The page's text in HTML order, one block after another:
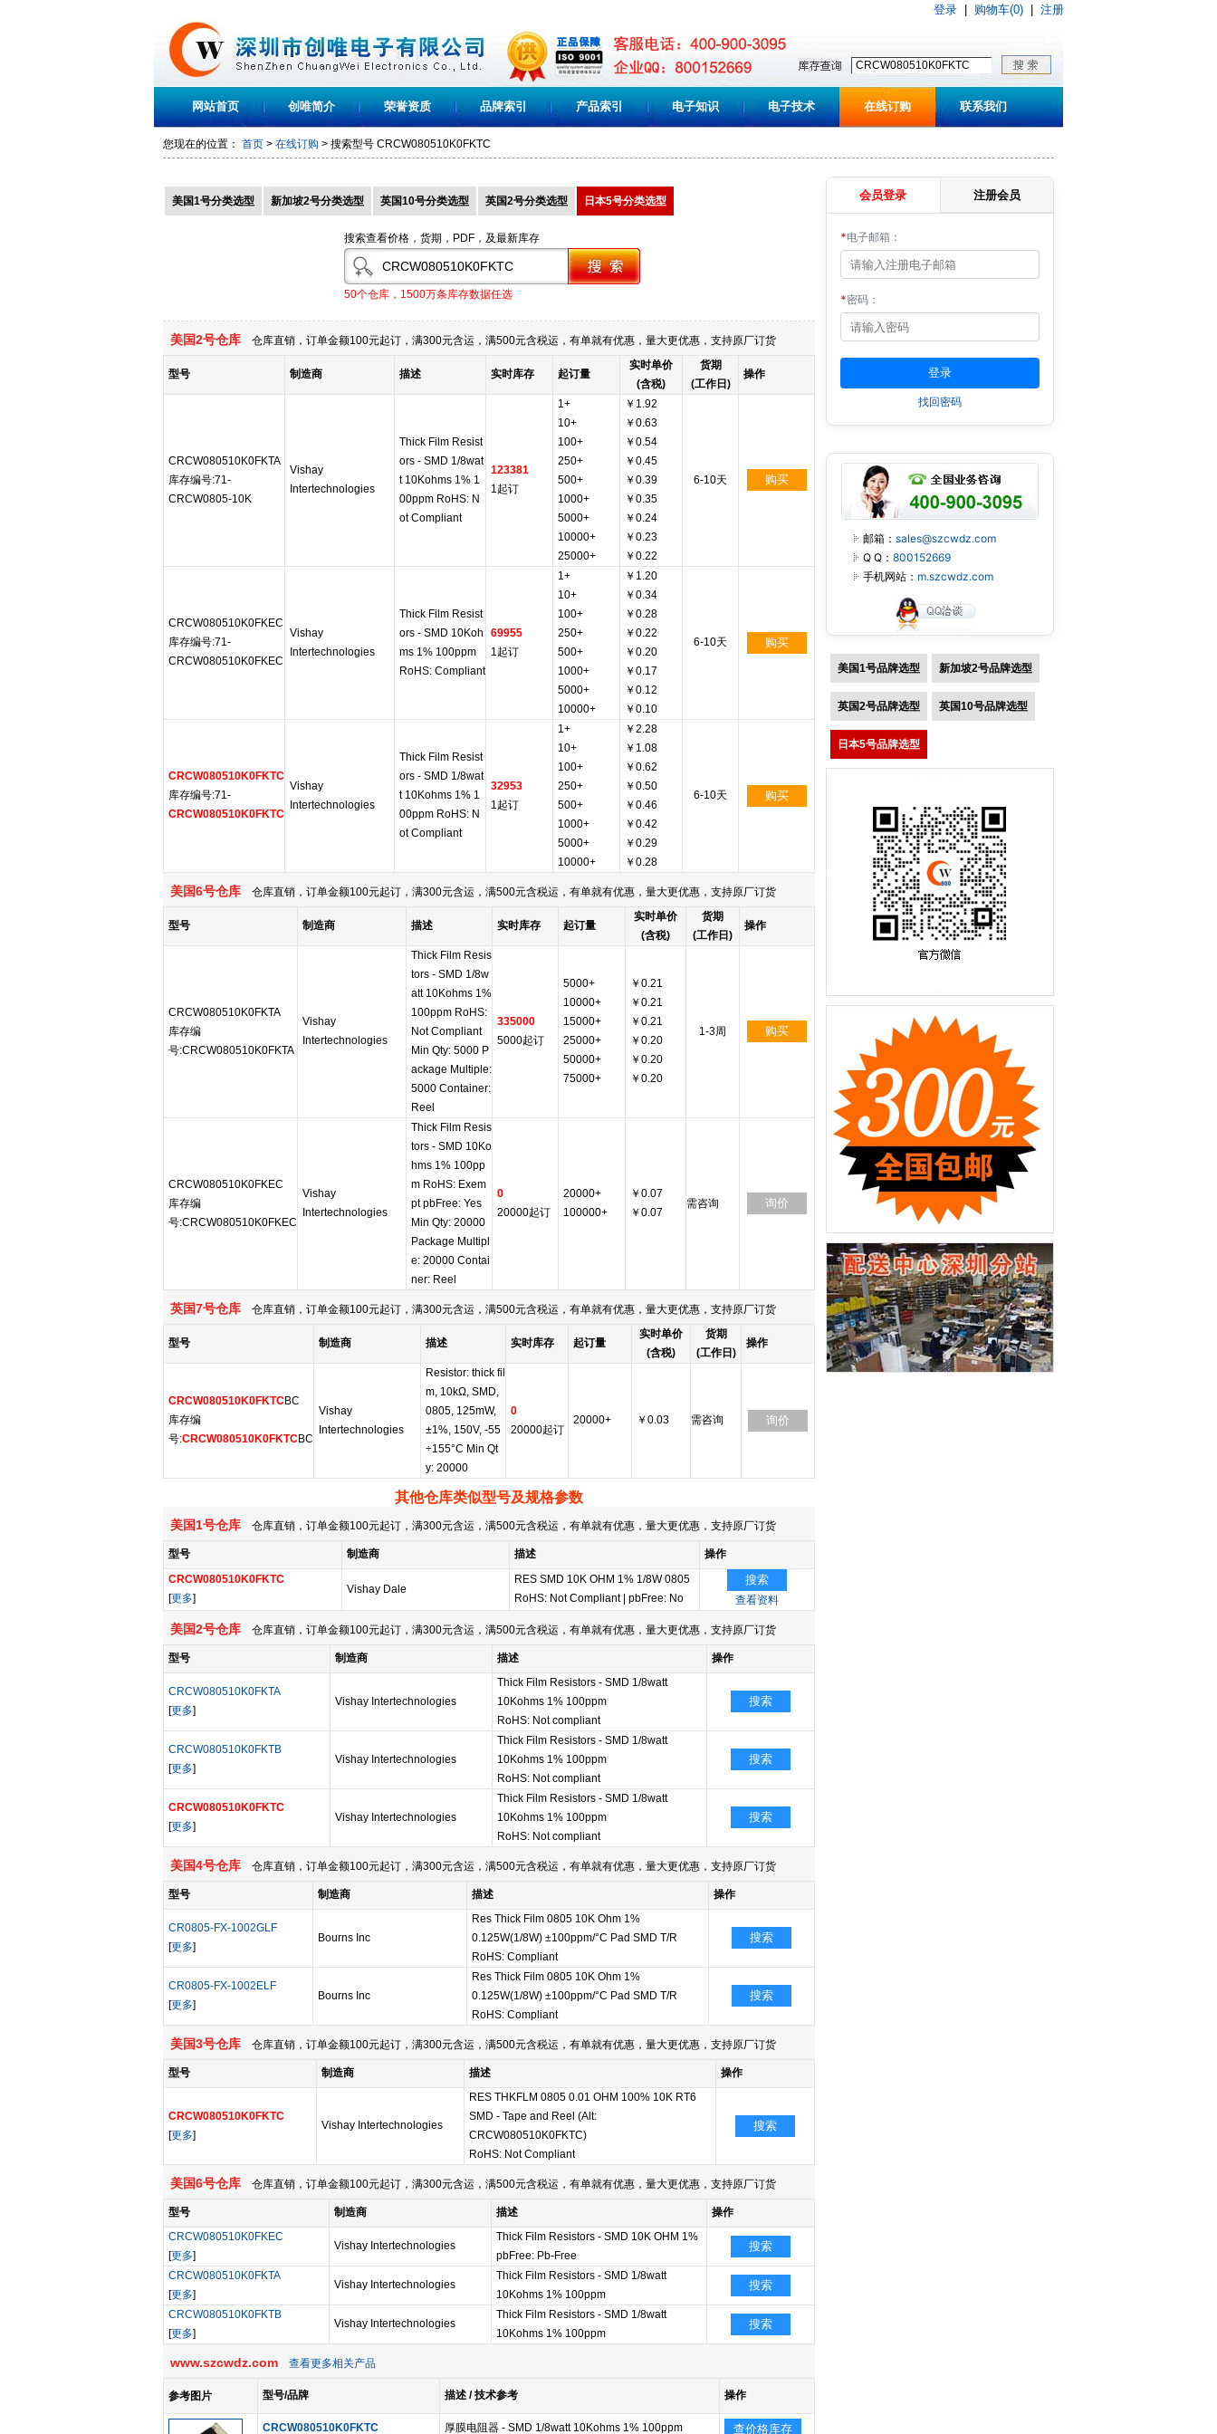
登录 购物车(0) 注册
网站首页 创唯简介 荣誉资质 品牌索引 产品索引 电子知识 电子技术 在线订购 联系我们
您现在的位置： 首页 > 在线订购 > 搜索型号 CRCW080510K0FKTC
美国1号分类选型 新加坡2号分类选型 英国10号分类选型 英国2号分类选型 日本5号分类选型
搜索查看价格，货期，PDF，及最新库存
50个仓库，1500万条库存数据任选
美国2号仓库 仓库直销，订单金额100元起订，满300元含运，满500元含税运，有单就有优惠，量大更优惠，支持原厂订货
型号 制造商 描述 实时库存 起订量
实时单价
(含税)
货期
(工作日)
操作
CRCW080510K0FKTA
库存编号:71-
CRCW0805-10K
Vishay
Intertechnologies
Thick Film Resist
ors - SMD 1/8wat
t 10Kohms 1% 1
00ppm RoHS: N
ot Compliant
123381
1起订
1+
10+
100+
250+
500+
1000+
5000+
10000+
25000+
￥1.92
￥0.63
￥0.54
￥0.45
￥0.39
￥0.35
￥0.24
￥0.23
￥0.22
6-10天 购买
CRCW080510K0FKEC
库存编号:71-
CRCW080510K0FKEC
Vishay
Intertechnologies
Thick Film Resist
ors - SMD 10Koh
ms 1% 100ppm
RoHS: Compliant
69955
1起订
1+
10+
100+
250+
500+
1000+
5000+
10000+
￥1.20
￥0.34
￥0.28
￥0.22
￥0.20
￥0.17
￥0.12
￥0.10
6-10天 购买
CRCW080510K0FKTC
库存编号:71-
CRCW080510K0FKTC
Vishay
Intertechnologies
Thick Film Resist
ors - SMD 1/8wat
t 10Kohms 1% 1
00ppm RoHS: N
ot Compliant
32953
1起订
1+
10+
100+
250+
500+
1000+
5000+
10000+
￥2.28
￥1.08
￥0.62
￥0.50
￥0.46
￥0.42
￥0.29
￥0.28
6-10天 购买
美国6号仓库 仓库直销，订单金额100元起订，满300元含运，满500元含税运，有单就有优惠，量大更优惠，支持原厂订货
型号 制造商 描述 实时库存 起订量
实时单价
(含税)
货期
(工作日)
操作
CRCW080510K0FKTA
库存编
号:CRCW080510K0FKTA
Vishay
Intertechnologies
Thick Film Resis
tors - SMD 1/8w
att 10Kohms 1%
100ppm RoHS:
Not Compliant
Min Qty: 5000 P
ackage Multiple:
5000 Container:
Reel
335000
5000起订
5000+
10000+
15000+
25000+
50000+
75000+
￥0.21
￥0.21
￥0.21
￥0.20
￥0.20
￥0.20
1-3周 购买
CRCW080510K0FKEC
库存编
号:CRCW080510K0FKEC
Vishay
Intertechnologies
Thick Film Resis
tors - SMD 10Ko
hms 1% 100pp
m RoHS: Exem
pt pbFree: Yes
Min Qty: 20000
Package Multipl
e: 20000 Contai
ner: Reel
0
20000起订
20000+
100000+
￥0.07
￥0.07
需咨询 询价
英国7号仓库 仓库直销，订单金额100元起订，满300元含运，满500元含税运，有单就有优惠，量大更优惠，支持原厂订货
型号 制造商 描述 实时库存 起订量
实时单价
(含税)
货期
(工作日)
操作
CRCW080510K0FKTCBC
库存编
号:CRCW080510K0FKTCBC
Vishay
Intertechnologies
Resistor: thick fil
m, 10kΩ, SMD,
0805, 125mW,
±1%, 150V, -55
÷155°C Min Qt
y: 20000
0
20000起订
20000+ ￥0.03 需咨询 询价
其他仓库类似型号及规格参数
美国1号仓库 仓库直销，订单金额100元起订，满300元含运，满500元含税运，有单就有优惠，量大更优惠，支持原厂订货
型号 制造商 描述
操作
CRCW080510K0FKTC
[更多]
Vishay Dale
RES SMD 10K OHM 1% 1/8W 0805
RoHS: Not Compliant pbFree: No
搜索
查看资料
美国2号仓库 仓库直销，订单金额100元起订，满300元含运，满500元含税运，有单就有优惠，量大更优惠，支持原厂订货
型号 制造商 描述 操作
CRCW080510K0FKTA
[更多]
Vishay Intertechnologies
Thick Film Resistors - SMD 1/8watt
10Kohms 1% 100ppm
RoHS: Not compliant
搜索
CRCW080510K0FKTB
[更多]
Vishay Intertechnologies
Thick Film Resistors - SMD 1/8watt
10Kohms 1% 100ppm
RoHS: Not compliant
搜索
CRCW080510K0FKTC
[更多]
Vishay Intertechnologies
Thick Film Resistors - SMD 1/8watt
10Kohms 1% 100ppm
RoHS: Not compliant
搜索
美国4号仓库 仓库直销，订单金额100元起订，满300元含运，满500元含税运，有单就有优惠，量大更优惠，支持原厂订货
型号 制造商 描述 操作
CR0805-FX-1002GLF
[更多]
Bourns Inc
Res Thick Film 0805 10K Ohm 1%
0.125W(1/8W) ±100ppm/°C Pad SMD T/R
RoHS: Compliant
搜索
CR0805-FX-1002ELF
[更多]
Bourns Inc
Res Thick Film 0805 10K Ohm 1%
0.125W(1/8W) ±100ppm/°C Pad SMD T/R
RoHS: Compliant
搜索
美国3号仓库 仓库直销，订单金额100元起订，满300元含运，满500元含税运，有单就有优惠，量大更优惠，支持原厂订货
型号 制造商 描述 操作
CRCW080510K0FKTC
[更多]
Vishay Intertechnologies
RES THKFLM 0805 0.01 OHM 100% 10K RT6
SMD - Tape and Reel (Alt:
CRCW080510K0FKTC)
RoHS: Not Compliant
搜索
美国6号仓库 仓库直销，订单金额100元起订，满300元含运，满500元含税运，有单就有优惠，量大更优惠，支持原厂订货
型号 制造商 描述
操作
CRCW080510K0FKEC
[更多]
Vishay Intertechnologies
Thick Film Resistors - SMD 10K OHM 1%
pbFree: Pb-Free
搜索
CRCW080510K0FKTA
[更多]
Vishay Intertechnologies
Thick Film Resistors - SMD 1/8watt
10Kohms 1% 100ppm
搜索
CRCW080510K0FKTB
[更多]
Vishay Intertechnologies
Thick Film Resistors - SMD 1/8watt
10Kohms 1% 100ppm
搜索
www.szcwdz.com 查看更多相关产品
参考图片 型号/品牌 描述 / 技术参考 操作
CRCW080510K0FKTC 厚膜电阻器 - SMD 1/8watt 10Kohms 1% 100ppm 查价格库存
会员登录 注册会员
*电子邮箱：
*密码：
找回密码
邮箱： sales@szcwdz.com
Q Q： 800152669
手机网站： m.szcwdz.com
美国1号品牌选型 新加坡2号品牌选型
英国2号品牌选型 英国10号品牌选型
日本5号品牌选型